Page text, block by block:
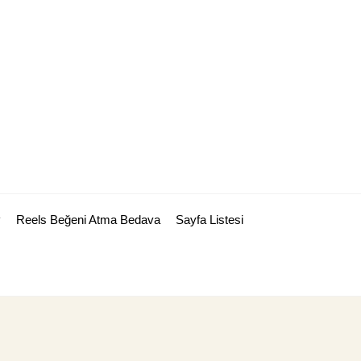
Reels Beğeni Atma Bedava Sayfa Listesi